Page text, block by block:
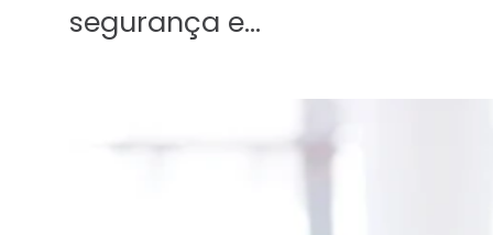
segurança e…